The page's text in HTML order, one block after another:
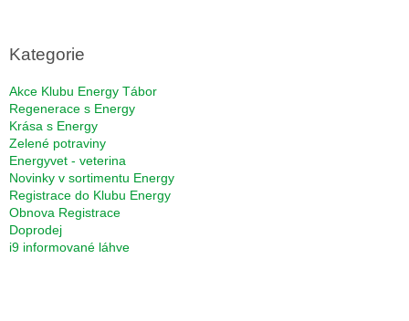
Kategorie
Akce Klubu Energy Tábor
Regenerace s Energy
Krása s Energy
Zelené potraviny
Energyvet - veterina
Novinky v sortimentu Energy
Registrace do Klubu Energy
Obnova Registrace
Doprodej
i9 informované láhve